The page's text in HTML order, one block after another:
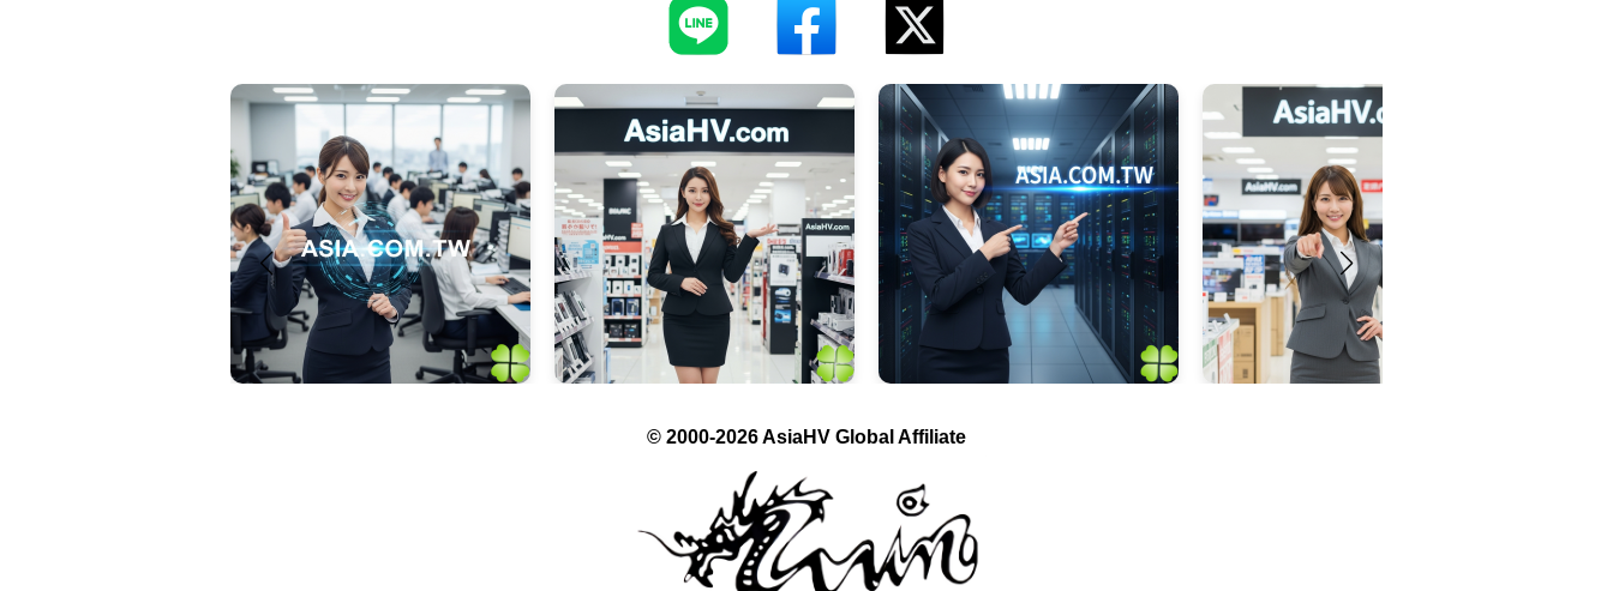
© 2000-2026 AsiaHV Global Affiliate